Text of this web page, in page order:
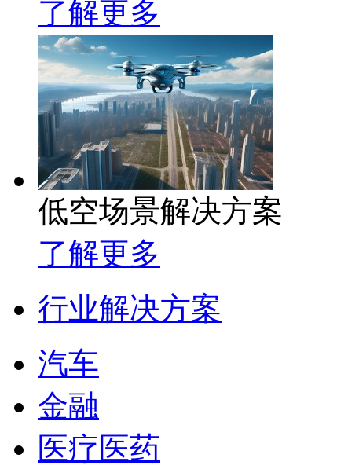
了解更多
低空场景解决方案
了解更多
行业解决方案
汽车
金融
医疗医药